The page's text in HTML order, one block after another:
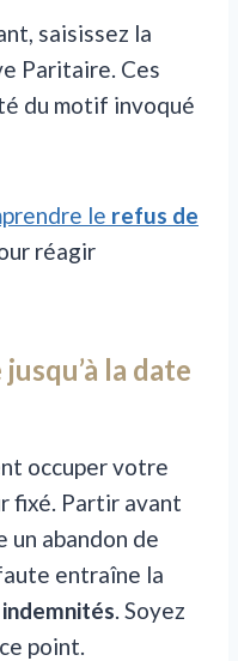
saisissez la
Paritaire. Ces
du motif invoqué
le refus de
réagir
la date
occuper votre
fixé. Partir avant
abandon de
entraîne la
. Soyez
point.